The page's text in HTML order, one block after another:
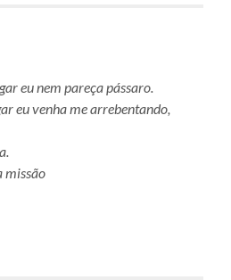
eu nem pareça pássaro.
eu venha me arrebentando,
missão